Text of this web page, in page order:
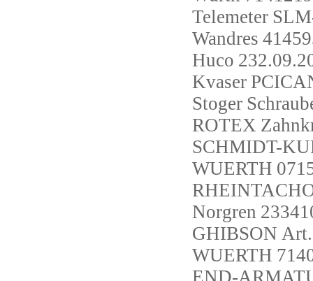
Telemeter
Wandres
Huco
Kvaser
Stoger
ROTEX
SCHMIDT-
WUERTH
Norgren
GHIBSON
WUERTH
END-